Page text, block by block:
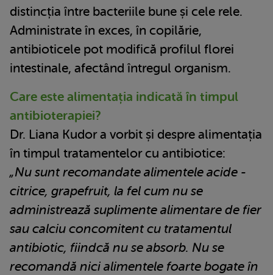
distincția între bacteriile bune și cele rele.
Administrate în exces, în copilărie,
antibioticele pot modifică profilul florei
intestinale, afectând întregul organism.
Care este alimentația indicată în timpul
antibioterapiei?
Dr. Liana Kudor a vorbit și despre alimentația
în timpul tratamentelor cu antibiotice:
„Nu sunt recomandate alimentele acide -
citrice, grapefruit, la fel cum nu se
administrează suplimente alimentare de fier
sau calciu concomitent cu tratamentul
antibiotic, fiindcă nu se absorb. Nu se
recomandă nici alimentele foarte bogate în